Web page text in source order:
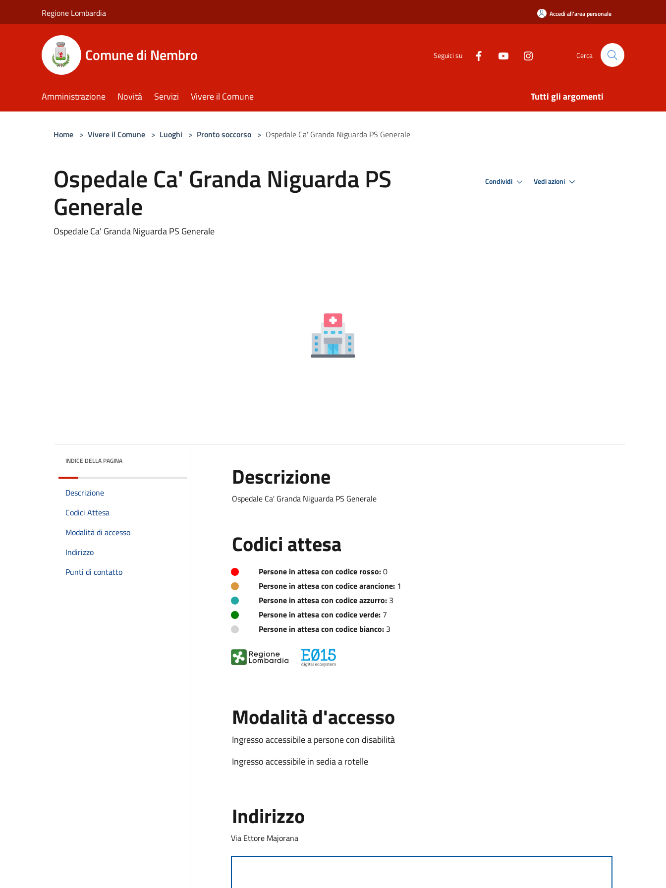
Regione Lombardia Accedi all'area personale
Comune di Nembro Seguici su Cerca
Amministrazione Novità Servizi Vivere il Comune Tutti gli argomenti
Home > Vivere il Comune > Luoghi > Pronto soccorso > Ospedale Ca' Granda Niguarda PS Generale
Ospedale Ca' Granda Niguarda PS
Generale
Ospedale Ca' Granda Niguarda PS Generale
Condividi Vedi azioni
INDICE DELLA PAGINA
Descrizione
Codici Attesa
Modalità di accesso
Indirizzo
Punti di contatto
Descrizione
Ospedale Ca' Granda Niguarda PS Generale
Codici attesa
Persone in attesa con codice rosso:0
Persone in attesa con codice arancione:1
Persone in attesa con codice azzurro:3
Persone in attesa con codice verde:7
Persone in attesa con codice bianco:3
Modalità d'accesso
Ingresso accessibile a persone con disabilità
Ingresso accessibile in sedia a rotelle
Indirizzo
Via Ettore Majorana